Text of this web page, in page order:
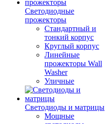
Светодиодные
прожекторы
Стандартный и
тонкий корпус
Круглый корпус
Линейные
прожекторы Wall
Washer
Уличные
Светодиоды и матрицы
Мощные